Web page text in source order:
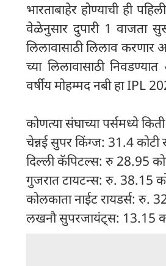
भारताबाहेर होण्याची ही
वेळेनुसार दुपारी 1 वाजता
लिलावासाठी लिलाव करणार
च्या लिलावासाठी
वर्षीय मोहम्मद नबी हा IPL
कोणत्या संघाच्या पर्समध्ये
चेन्नई सुपर किंग्ज: 31.4 कोटी
दिल्ली कॅपिटल्स: रु 28.95
गुजरात टायटन्स: रु. 38.15
कोलकाता नाईट रायडर्स: रु.
लखनौ सुपरजायंट्स: 13.15